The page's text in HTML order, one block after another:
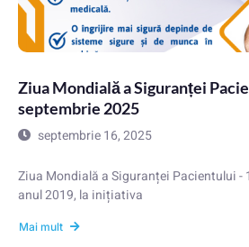
Ziua Mondială a Siguranței
septembrie 2025
septembrie 16, 2025
Ziua Mondială a Siguranței Pacientului
anul 2019, la inițiativa
Mai mult